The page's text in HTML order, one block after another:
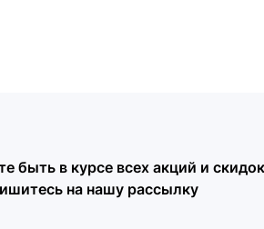
быть в курсе всех акций и
на нашу рассылку